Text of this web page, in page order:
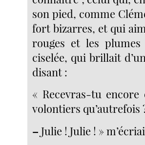
son pied, comme
fort bizarres, et qui
rouges et les
ciselée, qui brillait
disant :
« Recevras-tu
volontiers qu’autrefois
– Julie ! Julie ! »